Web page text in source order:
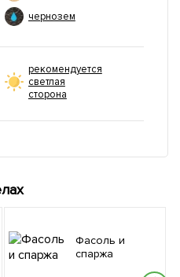
чернозем
рекомендуется
светлая
сторона
Фасоль и
спаржа